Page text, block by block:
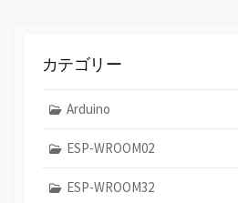
カテゴリー
Arduino
ESP-WROOM02
ESP-WROOM32